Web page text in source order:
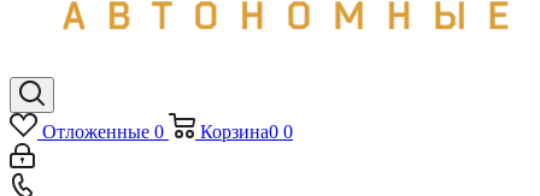
Отложенные 0 Корзина0 0